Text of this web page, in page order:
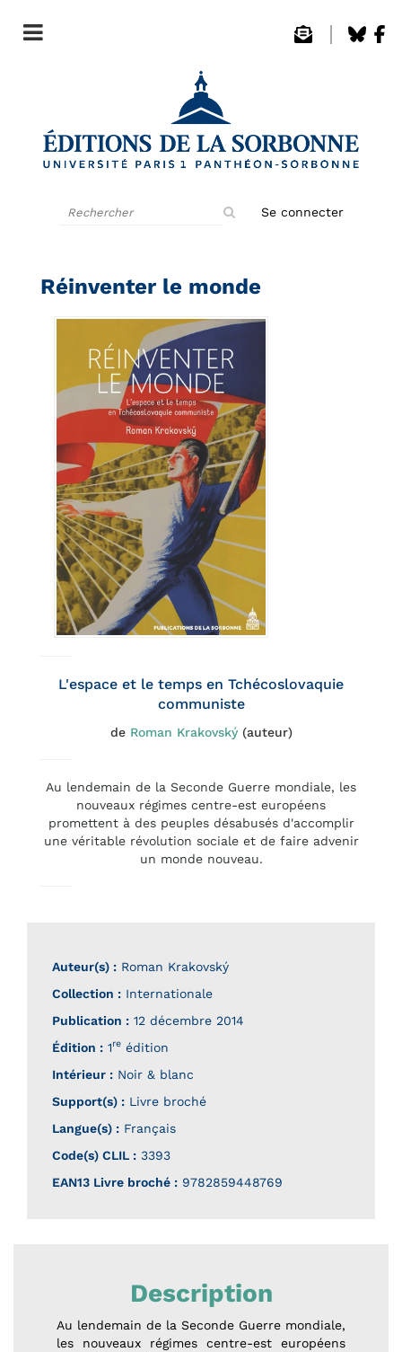
Se connecter
Réinventer le monde
L'espace et le temps en Tchécoslovaquie
communiste
de Roman Krakovský(auteur)
Au lendemain de la Seconde Guerre mondiale, les
nouveaux régimes centre-est européens
promettent à des peuples désabusés d'accomplir
une véritable révolution sociale et de faire advenir
un monde nouveau.
Auteur(s) : Roman Krakovský
Collection : Internationale
Publication : 12 décembre 2014
Édition : 1re édition
Intérieur : Noir & blanc
Support(s) : Livre broché
Langue(s) : Français
Code(s) CLIL : 3393
EAN13 Livre broché : 9782859448769
Description
Au lendemain de la Seconde Guerre mondiale,
les nouveaux régimes centre-est européens